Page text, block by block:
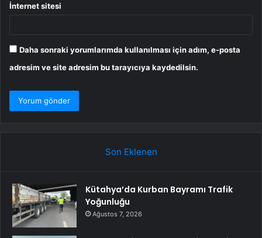
İnternet sitesi
Daha sonraki yorumlarımda kullanılması için adım, e-posta
adresim ve site adresim bu tarayıcıya kaydedilsin.
Son Eklenen
Kütahya’da Kurban Bayramı Trafik
Yoğunluğu
Ağustos 7, 2026